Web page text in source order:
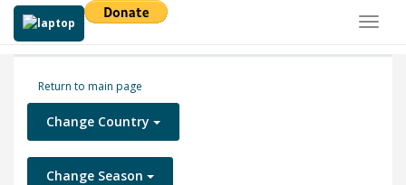
Return to main page
Change Country
Change Season